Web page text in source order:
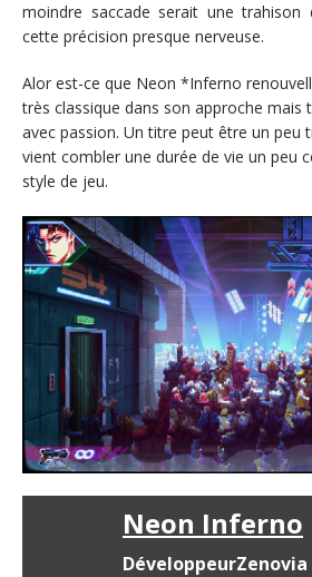
moindre saccade serait une
cette précision presque nerveuse.
Alor est-ce que Neon *Inferno
très classique dans son approche mais
avec passion. Un titre peut être un peu
vient combler une durée de vie un peu
style de jeu.
Neon Inferno
DéveloppeurZenovia